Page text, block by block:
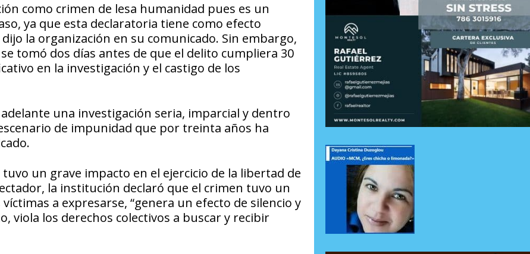
como crimen de lesa humanidad pues es un
ya que esta declaratoria tiene como efecto
la organización en su comunicado. Sin embargo,
tomó dos días antes de que el delito cumpliera 30
en la investigación y el castigo de los
adelante una investigación seria, imparcial y dentro
de impunidad que por treinta años ha
un grave impacto en el ejercicio de la libertad de
la institución declaró que el crimen tuvo un
a expresarse, “genera un efecto de silencio y
viola los derechos colectivos a buscar y recibir